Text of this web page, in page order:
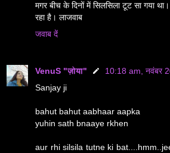
मगर बीच के दि‍नों में सि‍लसिला टूट सा गया
रहा है। लाजवाब
जवाब दें
VenuS "ज़ोया"
10:18 am, नवंबर
Sanjay ji
bahut bahut aabhaar aapka
yuhin sath bnaaye rkhen
aur rhi silsila tutne ki